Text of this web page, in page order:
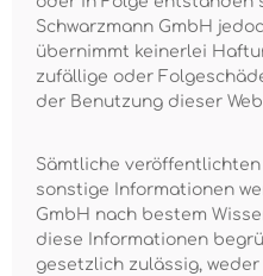
Schwarzmann GmbH
übernimmt keinerlei
zufällige oder
der Benutzung dieser
Sämtliche
sonstige Informationen
GmbH nach bestem
diese Informationen
gesetzlich zulässig,